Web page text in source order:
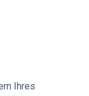
Ihres